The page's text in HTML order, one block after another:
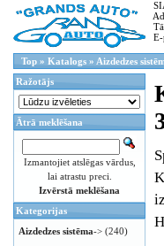
E-
Top » Katalogs » Aizdedzes
Ražotājs
Ātrā meklēšana
Izmantojiet atslēgas vārdus,
lai atrastu preci.
Izvērstā meklēšana
Kategorijas
Aizdedzes sistēma-> (240)